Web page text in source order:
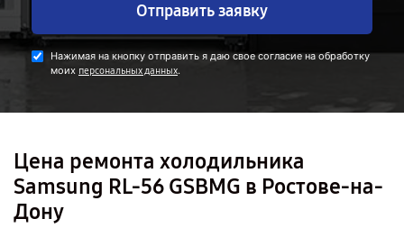
Отправить заявку
Нажимая на кнопку отправить я даю свое согласие на обработку
моих персональных данных.
Цена ремонта холодильника
Samsung RL-56 GSBMG в Ростове-на-
Дону